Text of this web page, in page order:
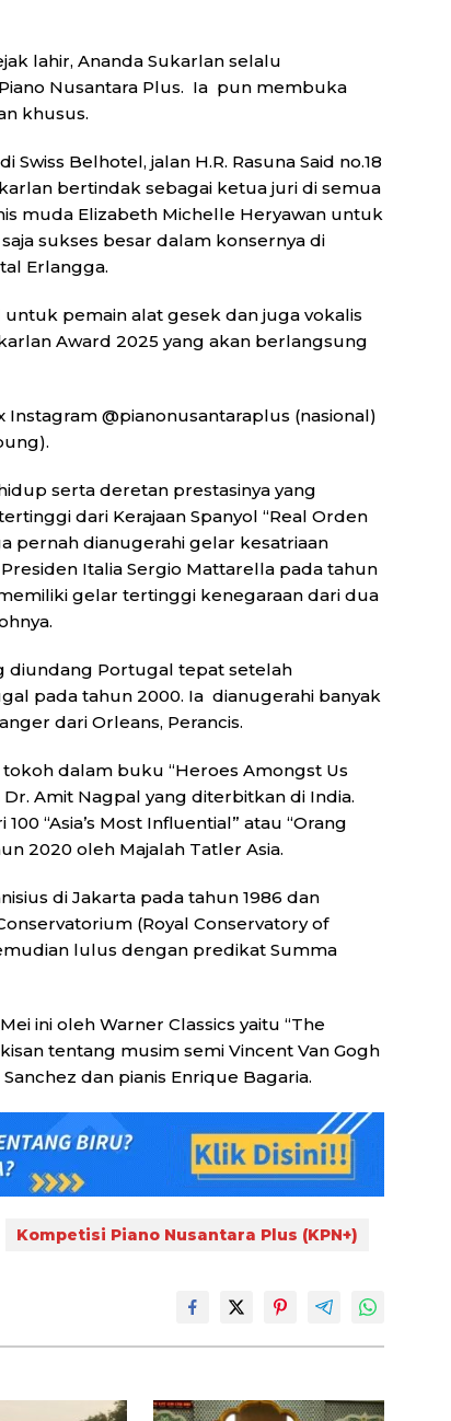
lahir, Ananda Sukarlan selalu
Nusantara Plus. Ia pun membuka
khusus.
Belhotel, jalan H.R. Rasuna Said no.18
bertindak sebagai ketua juri di semua
muda Elizabeth Michelle Heryawan untuk
sukses besar dalam konsernya di
Erlangga.
pemain alat gesek dan juga vokalis
Award 2025 yang akan berlangsung
@pianonusantaraplus (nasional)
serta deretan prestasinya yang
dari Kerajaan Spanyol “Real Orden
pernah dianugerahi gelar kesatriaan
Italia Sergio Mattarella pada tahun
gelar tertinggi kenegaraan dari dua
diundang Portugal tepat setelah
pada tahun 2000. Ia dianugerahi banyak
dari Orleans, Perancis.
dalam buku “Heroes Amongst Us
Amit Nagpal yang diterbitkan di India.
“Asia’s Most Influential” atau “Orang
2020 oleh Majalah Tatler Asia.
di Jakarta pada tahun 1986 dan
(Royal Conservatory of
lulus dengan predikat Summa
ini oleh Warner Classics yaitu “The
tentang musim semi Vincent Van Gogh
dan pianis Enrique Bagaria.
Kompetisi Piano Nusantara Plus (KPN+)